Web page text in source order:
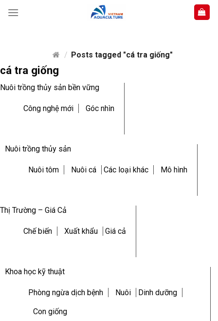
/ Posts tagged "cá tra giống"
cá tra giống
Nuôi trồng thủy sản bền vững
Công nghệ mới Góc nhìn
Nuôi trồng thủy sản
Nuôi tôm Nuôi cá Các loại khác Mô hình
Thị Trường – Giá Cả
Chế biến Xuất khẩu Giá cả
Khoa học kỹ thuật
Phòng ngừa dịch bệnh Nuôi Dinh dưỡng
Con giống